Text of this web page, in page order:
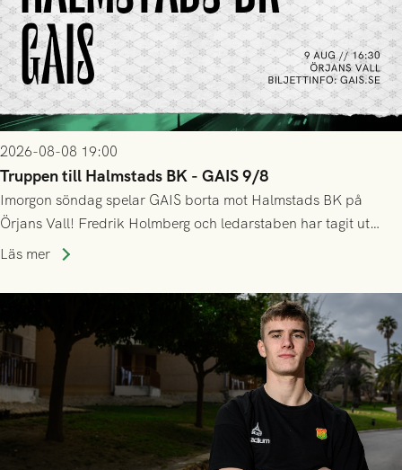
2026-08-08 19:00
Truppen till Halmstads BK - GAIS 9/8
Imorgon söndag spelar GAIS borta mot Halmstads BK på
Örjans Vall! Fredrik Holmberg och ledarstaben har tagit ut
följande trupp till matchen:
Läs mer